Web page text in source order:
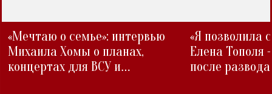
«Мечтаю о семье»: интервью
Михаила Хомы о планах,
концертах для ВСУ и
«Я позволила
Елена Тополя
после развода